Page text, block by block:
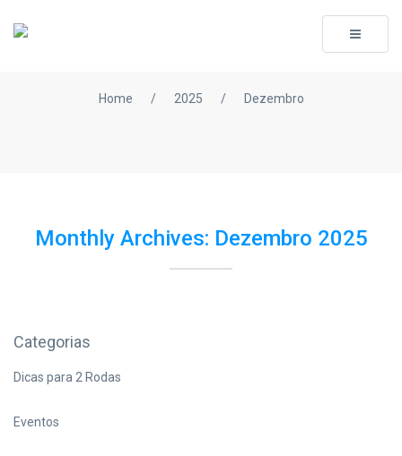
Toggle
Home / 2025 / Dezembro
Monthly Archives: Dezembro 2025
Categorias
Dicas para 2 Rodas
Eventos